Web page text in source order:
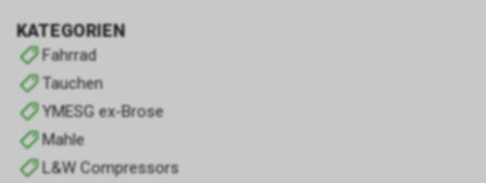
KATEGORIEN
Fahrrad
Tauchen
YMESG ex-Brose
Mahle
L&W Compressors